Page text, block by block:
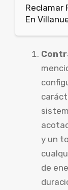
Reclamar
En
y un
de